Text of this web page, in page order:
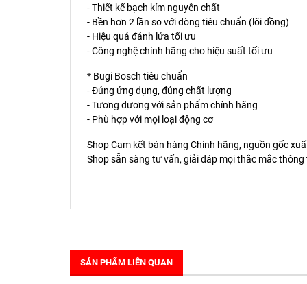
- Thiết kế bạch kỉm nguyên chất
- Bền hơn 2 lần so với dòng tiêu chuẩn (lõi đồng)
- Hiệu quả đánh lửa tối ưu
- Công nghệ chính hãng cho hiệu suất tối ưu
* Bugi Bosch tiêu chuẩn
- Đúng ứng dụng, đúng chất lượng
- Tương đương với sản phẩm chính hãng
- Phù hợp với mọi loại động cơ
Shop Cam kết bán hàng Chính hãng, nguồn gốc
Shop sẵn sàng tư vấn, giải đáp mọi thắc mắc thông
SẢN PHẨM LIÊN QUAN